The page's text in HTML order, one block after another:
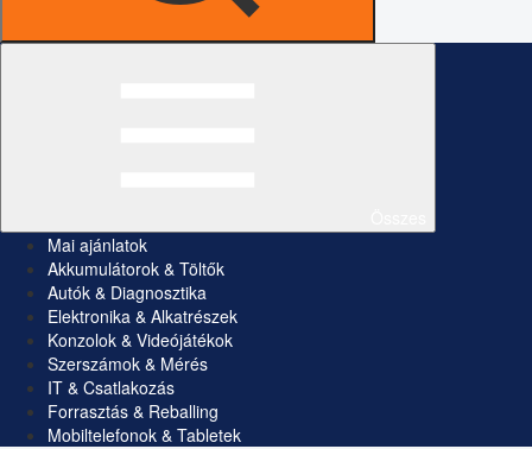
Mai ajánlatok
Akkumulátorok & Töltők
Autók & Diagnosztika
Elektronika & Alkatrészek
Konzolok & Videójátékok
Szerszámok & Mérés
IT & Csatlakozás
Forrasztás & Reballing
Mobiltelefonok & Tabletek